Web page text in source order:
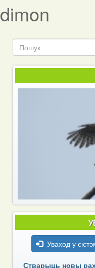
dimon
Уваход у
Стварыць новы